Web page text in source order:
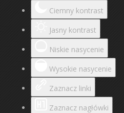
Ciemny kontrast
Jasny kontrast
Niskie nasycenie
Wysokie nasycenie
Zaznacz linki
Zaznacz nagłówki